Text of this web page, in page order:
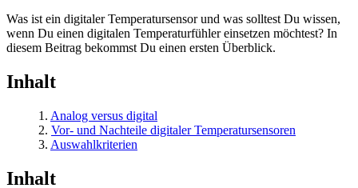
Was ist ein digitaler Temperatursensor und was solltest Du wissen,
wenn Du einen digitalen Temperaturfühler einsetzen möchtest? In
diesem Beitrag bekommst Du einen ersten Überblick.
Inhalt
1. Analog versus digital
2. Vor- und Nachteile digitaler Temperatursensoren
3. Auswahlkriterien
Inhalt